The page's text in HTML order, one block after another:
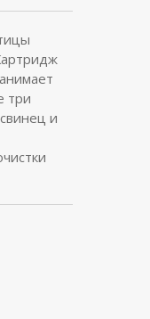
три
и